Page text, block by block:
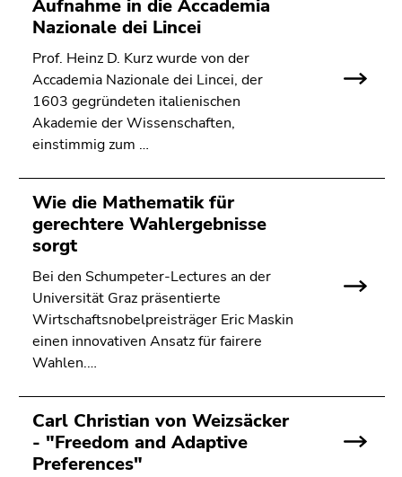
Aufnahme in die Accademia
Nazionale dei Lincei
Prof. Heinz D. Kurz wurde von der
Accademia Nazionale dei Lincei, der
1603 gegründeten italienischen
Akademie der Wissenschaften,
einstimmig zum …
Wie die Mathematik für
gerechtere Wahlergebnisse
sorgt
Bei den Schumpeter-Lectures an der
Universität Graz präsentierte
Wirtschaftsnobelpreisträger Eric Maskin
einen innovativen Ansatz für fairere
Wahlen.…
Carl Christian von Weizsäcker
- "Freedom and Adaptive
Preferences"